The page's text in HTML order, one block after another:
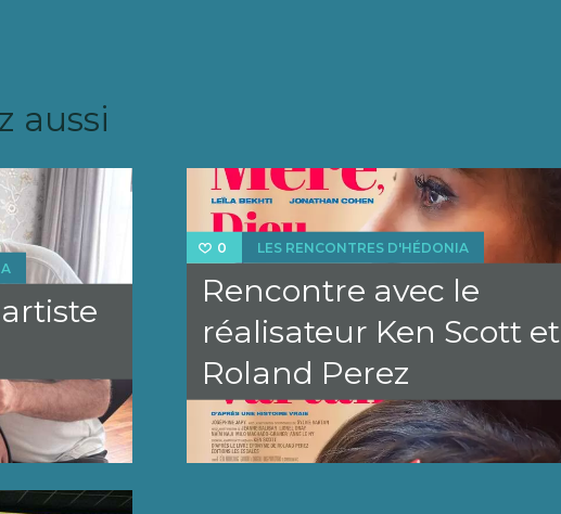
aussi
0 LES RENCONTRES D'HÉDONIA
Rencontre avec le
réalisateur Ken Scott et
Roland Perez